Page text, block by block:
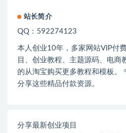
站长简介
QQ：592274123
本人创业10年，多家网站VIP付
目、创业教程、主题源码、电商
的从淘宝购买更多教程和模板。
分享这些精品付款资源。
分享最新创业项目